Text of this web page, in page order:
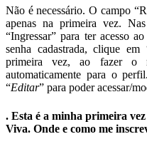
Não é necessário. O campo
apenas na primeira vez.
“Ingressar” para ter acesso
senha cadastrada, clique em
primeira vez, ao fazer o
automaticamente para o
“Editar” para poder acessar/
. Esta é a minha primeira
Viva. Onde e como me